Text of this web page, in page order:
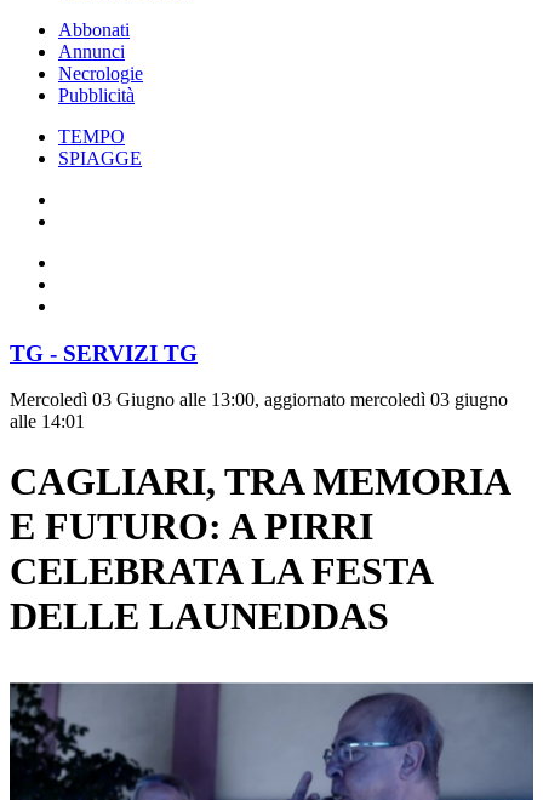
Abbonati
Annunci
Necrologie
Pubblicità
TEMPO
SPIAGGE
TG - SERVIZI TG
Mercoledì 03 Giugno alle 13:00, aggiornato mercoledì 03 giugno
alle 14:01
CAGLIARI, TRA MEMORIA
E FUTURO: A PIRRI
CELEBRATA LA FESTA
DELLE LAUNEDDAS